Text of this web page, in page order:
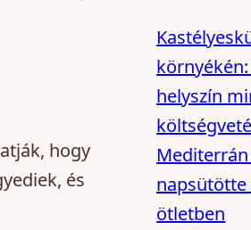
hogy
és
helyszín
napsütötte
ötletben